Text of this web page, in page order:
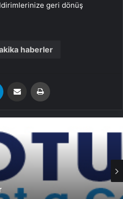
geri dönüş
haberler
Email'den paylaş